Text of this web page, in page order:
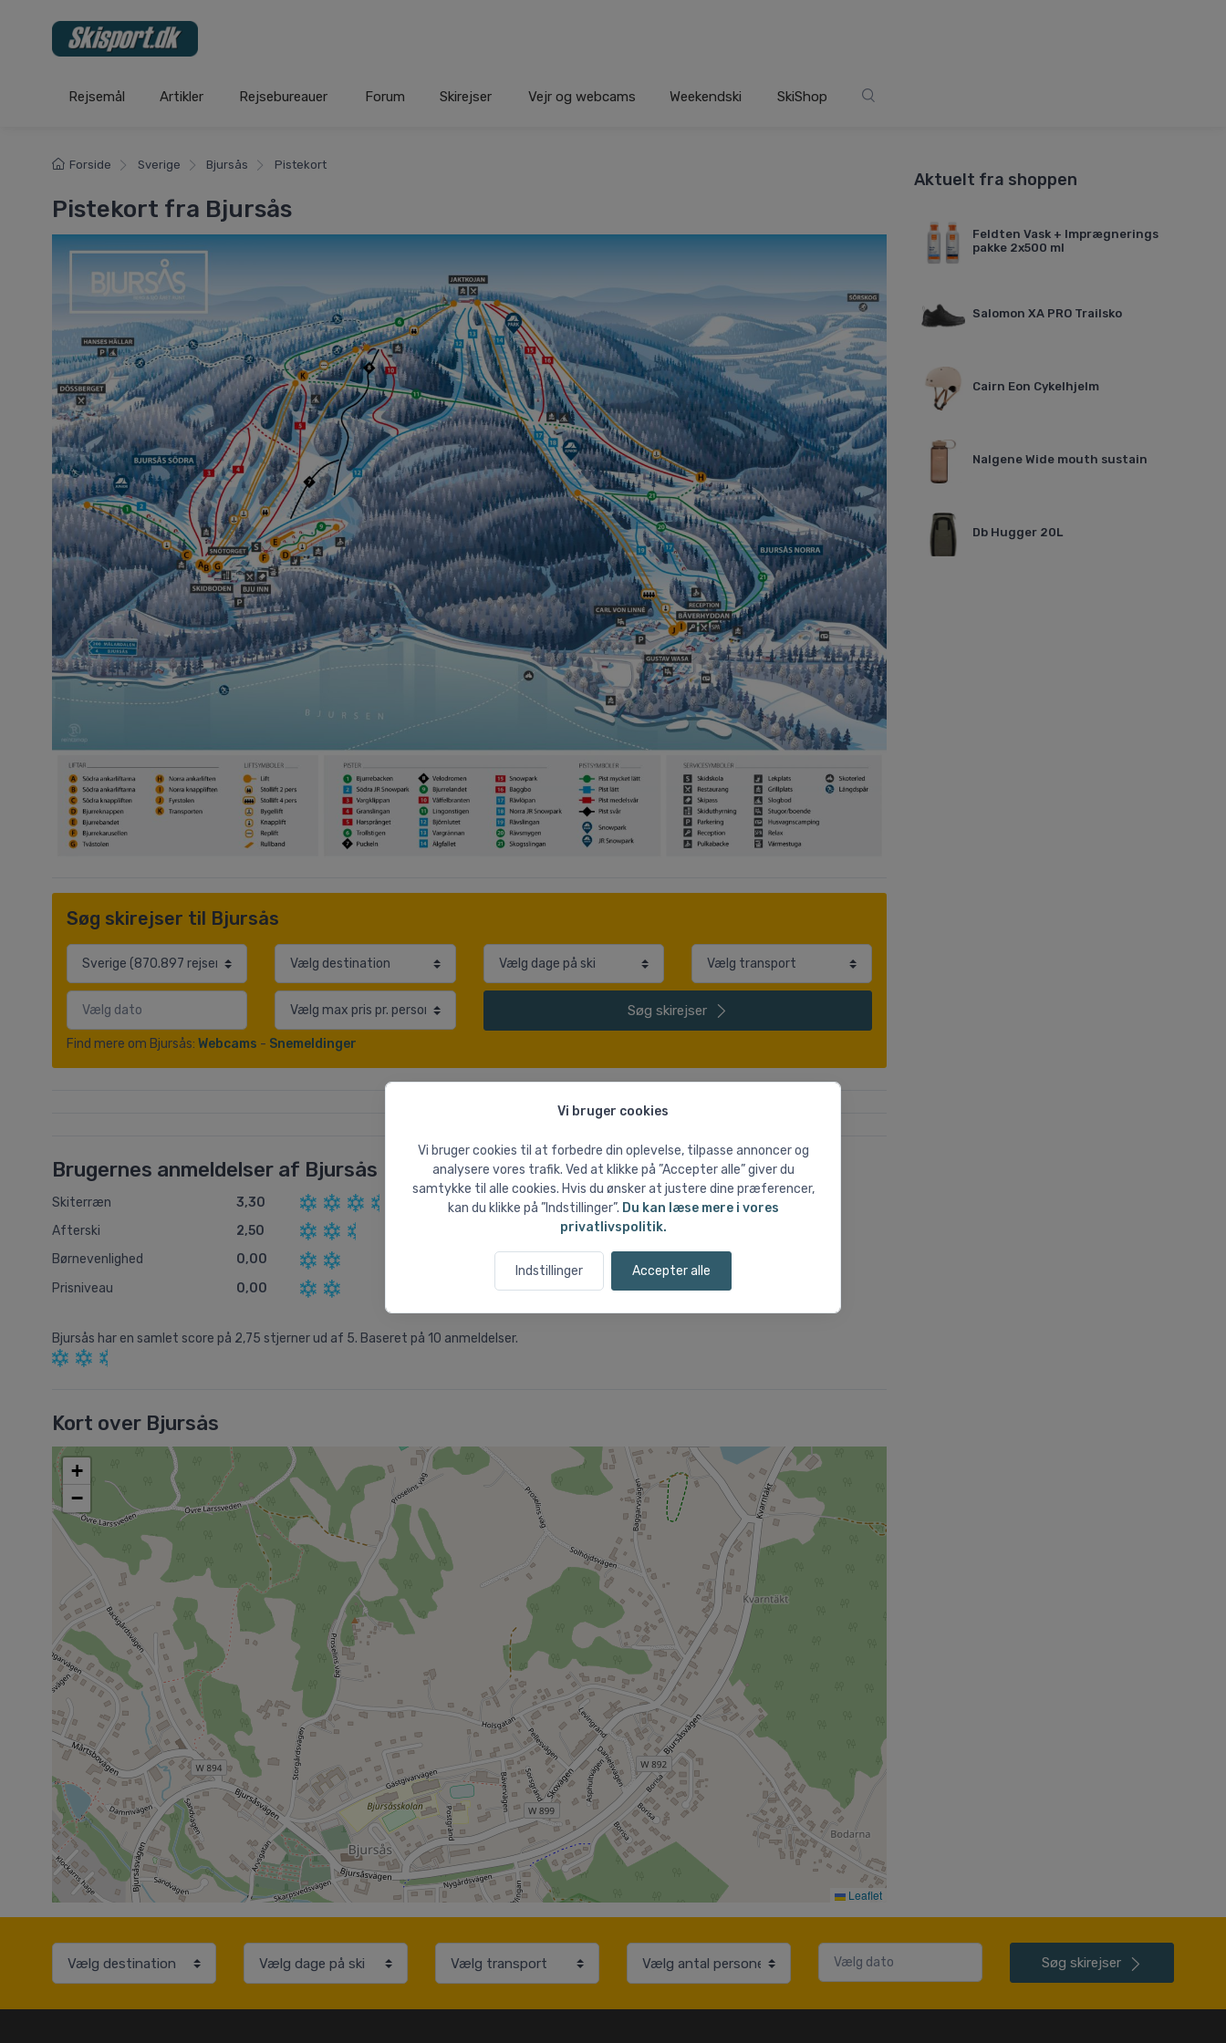
Vi bruger cookies
Vi bruger cookies til at forbedre din oplevelse, tilpasse annoncer og
analysere vores trafik. Ved at klikke på ”Accepter alle” giver du
samtykke til alle cookies. Hvis du ønsker at justere dine præferencer,
kan du klikke på ”Indstillinger”. Du kan læse mere i vores
privatlivspolitik.
Indstillinger Accepter alle
Rejsemål Artikler Rejsebureauer Forum Skirejser Vejr og webcams Weekendski SkiShop
Forside Sverige Bjursås Pistekort
Pistekort fra Bjursås
Søg skirejser til Bjursås
Søg skirejser
Find mere om Bjursås: Webcams - Snemeldinger
Brugernes anmeldelser af Bjursås
Skiterræn 3,30 Liftsystem
2,80
Afterski
2,50
Børnevenlighed
0,00 Begyndervenlighed
Prisniveau
0,00 Offpiste 0,00
Bjursås har en samlet score på 2,75 stjerner ud af 5. Baseret på 10 anmeldelser.
Kort over Bjursås
+
−
Leaflet
Aktuelt fra shoppen
Feldten Vask + Imprægnerings
pakke 2x500 ml
Salomon XA PRO Trailsko
Cairn Eon Cykelhjelm
Nalgene Wide mouth sustain
Db Hugger 20L
Søg skirejser